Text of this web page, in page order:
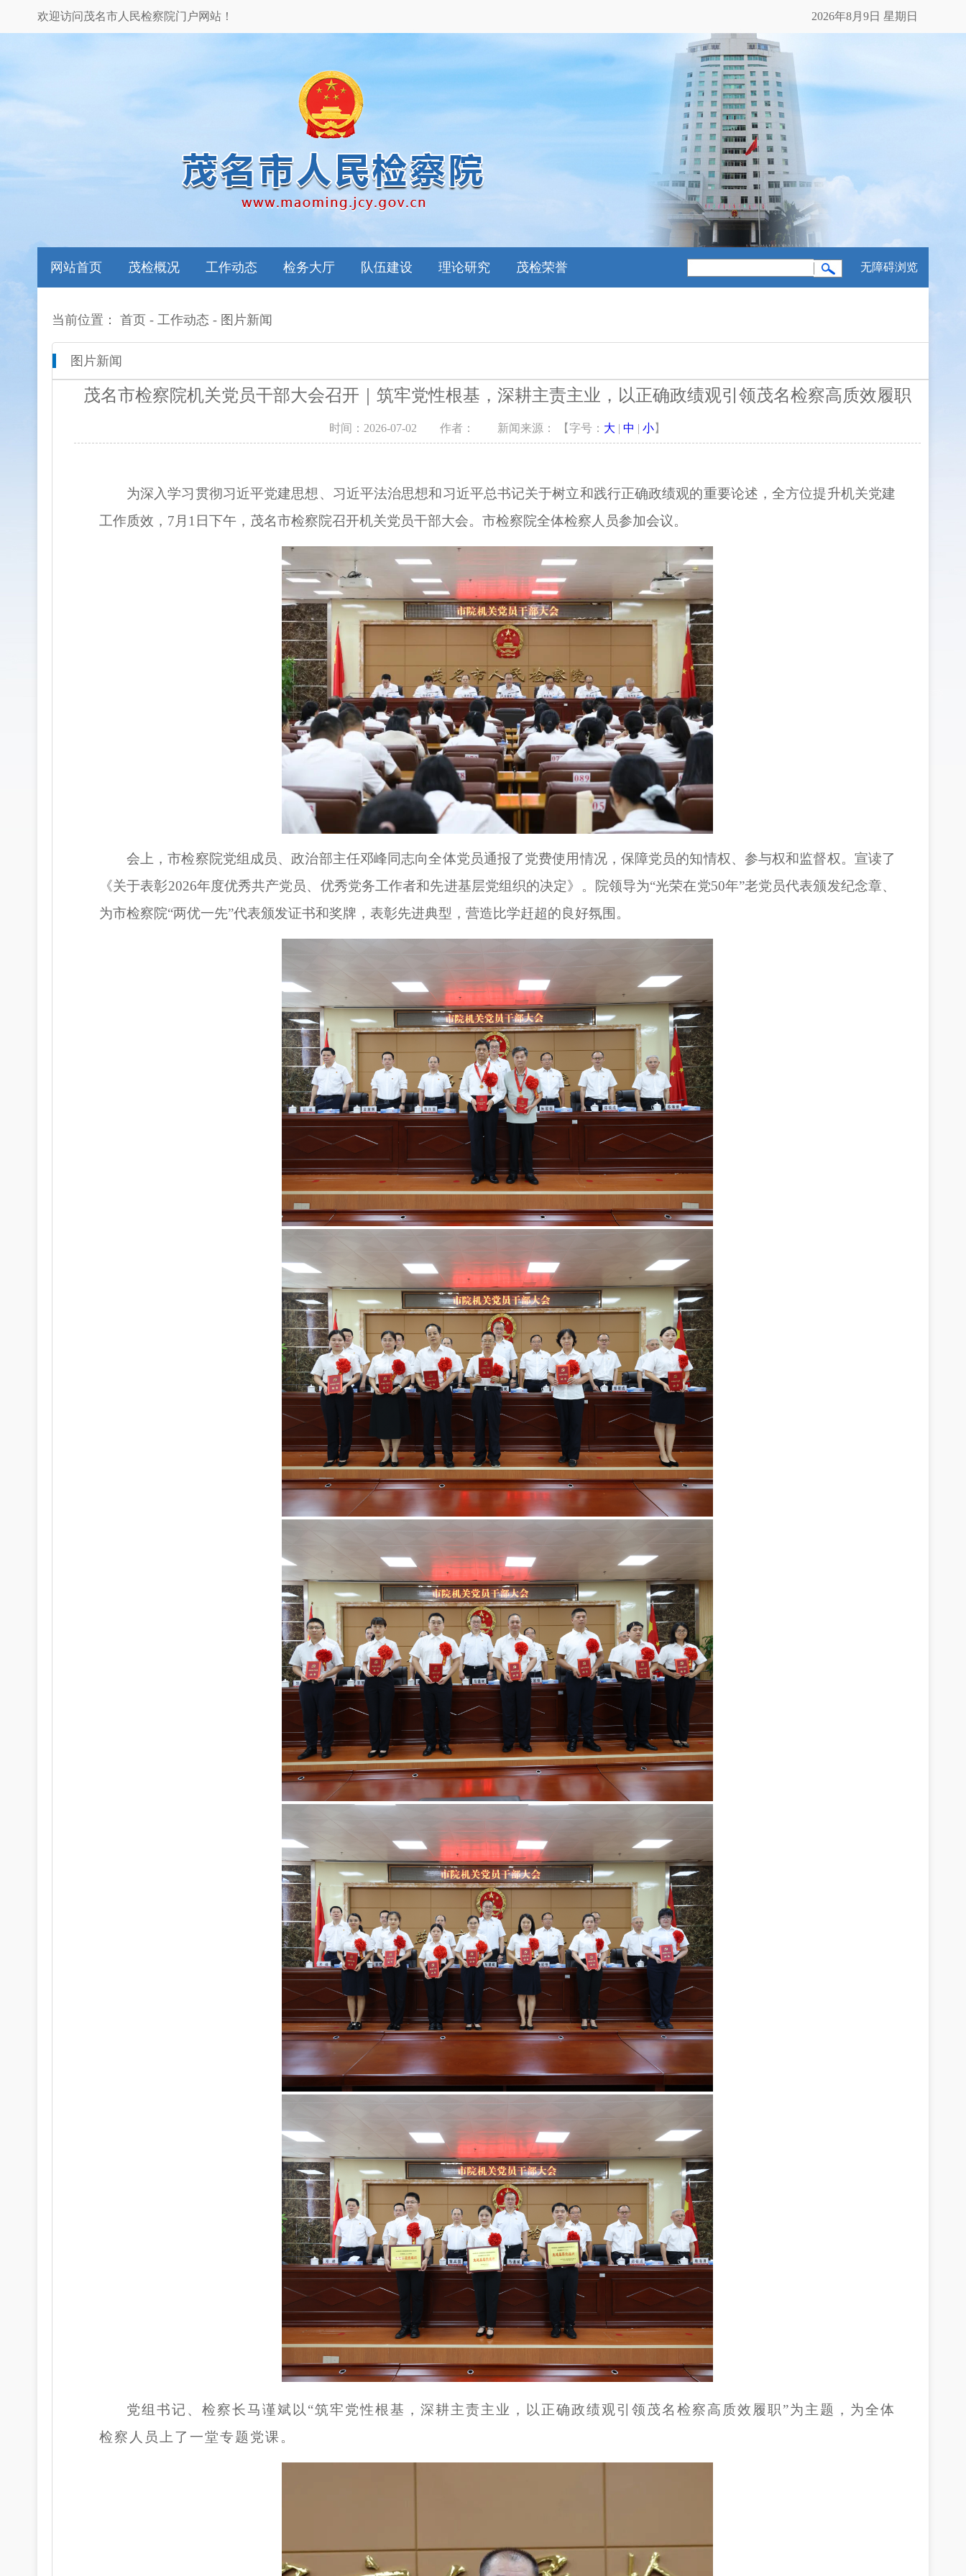
欢迎访问茂名市人民检察院门户网站！ 2026年8月9日 星期日
网站首页 茂检概况
本院领导
人员信息
工作动态
图片新闻
通知公告
检务大厅
预决算公开
新闻发布会
队伍建设
检务监督
理论研究
以案说法
茂检荣誉 无障碍浏览
当前位置： 首页 - 工作动态 - 图片新闻
图片新闻
茂名市检察院机关党员干部大会召开｜筑牢党性根基，深耕主责主业，以正确政绩观引领茂名检察高质效履职
时间：2026-07-02 作者： 新闻来源： 【字号： 大 | 中 | 小】
为深入学习贯彻习近平党建思想、习近平法治思想和习近平总书记关于树立和践行正确政绩观的重要论述，全方位提升机关党建
工作质效，7月1日下午，茂名市检察院召开机关党员干部大会。市检察院全体检察人员参加会议。
会上，市检察院党组成员、政治部主任邓峰同志向全体党员通报了党费使用情况，保障党员的知情权、参与权和监督权。宣读了
《关于表彰2026年度优秀共产党员、优秀党务工作者和先进基层党组织的决定》。院领导为“光荣在党50年”老党员代表颁发纪念章、
为市检察院“两优一先”代表颁发证书和奖牌，表彰先进典型，营造比学赶超的良好氛围。
党组书记、检察长马谨斌以“筑牢党性根基，深耕主责主业，以正确政绩观引领茂名检察高质效履职”为主题，为全体
检察人员上了一堂专题党课。